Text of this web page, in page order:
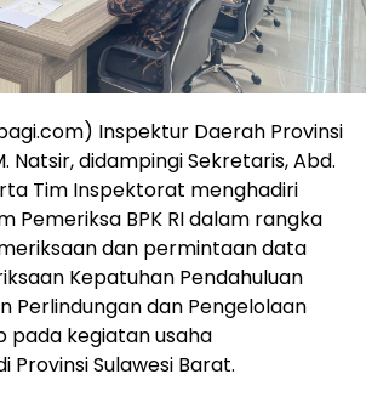
Inspektur Daerah Provinsi
Natsir, didampingi Sekretaris, Abd.
Tim Inspektorat menghadiri
Pemeriksa BPK RI dalam rangka
dan permintaan data
Kepatuhan Pendahuluan
Perlindungan dan Pengelolaan
pada kegiatan usaha
Sulawesi Barat.